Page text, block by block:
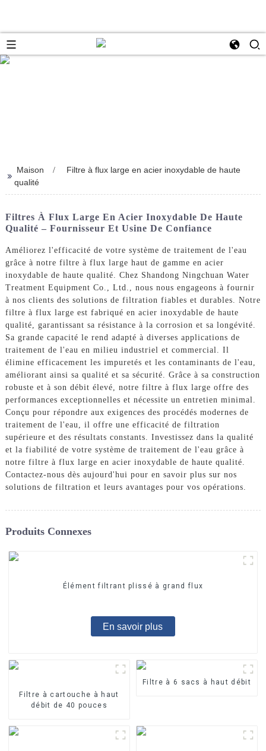
>> Maison
Filtre à flux large en acier inoxydable de haute
qualité
Filtres À Flux Large En Acier Inoxydable De Haute
Qualité – Fournisseur Et Usine De Confiance
Améliorez l'efficacité de votre système de traitement de l'eau
grâce à notre filtre à flux large haut de gamme en acier
inoxydable de haute qualité. Chez Shandong Ningchuan Water
Treatment Equipment Co., Ltd., nous nous engageons à fournir
à nos clients des solutions de filtration fiables et durables. Notre
filtre à flux large est fabriqué en acier inoxydable de haute
qualité, garantissant sa résistance à la corrosion et sa longévité.
Sa grande capacité le rend adapté à diverses applications de
traitement de l'eau en milieu industriel et commercial. Il
élimine efficacement les impuretés et les contaminants de l'eau,
améliorant ainsi sa qualité et sa sécurité. Grâce à sa construction
robuste et à son débit élevé, notre filtre à flux large offre des
performances exceptionnelles et nécessite un entretien minimal.
Conçu pour répondre aux exigences des procédés modernes de
traitement de l'eau, il offre une efficacité de filtration
supérieure et des résultats constants. Investissez dans la qualité
et la fiabilité de votre système de traitement de l'eau grâce à
notre filtre à flux large en acier inoxydable de haute qualité.
Contactez-nous dès aujourd'hui pour en savoir plus sur nos
solutions de filtration et leurs avantages pour vos opérations.
Produits Connexes
Élément filtrant plissé à grand flux
En savoir plus
Filtre à cartouche à haut
débit de 40 pouces
Filtre à 6 sacs à haut débit